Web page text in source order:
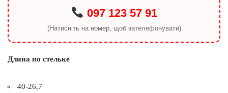
097 123 57 91
(Натисніть на номер, щоб зателефонувати)
Длина по стельке
40-26,7